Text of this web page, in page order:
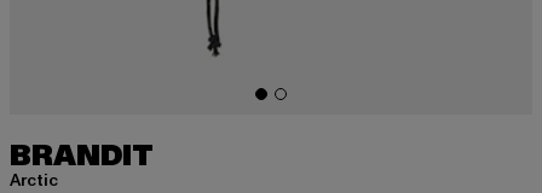
BRANDIT
Arctic